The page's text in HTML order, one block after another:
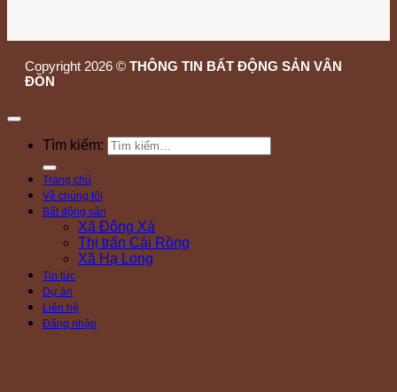
Copyright 2026 © THÔNG TIN BẤT ĐỘNG SẢN VÂN
ĐỒN
Tìm kiếm:
Trang chủ
Về chúng tôi
Bất động sản
Xã Đông Xá
Thị trấn Cái Rồng
Xã Hạ Long
Tin tức
Dự án
Liên hệ
Đăng nhập